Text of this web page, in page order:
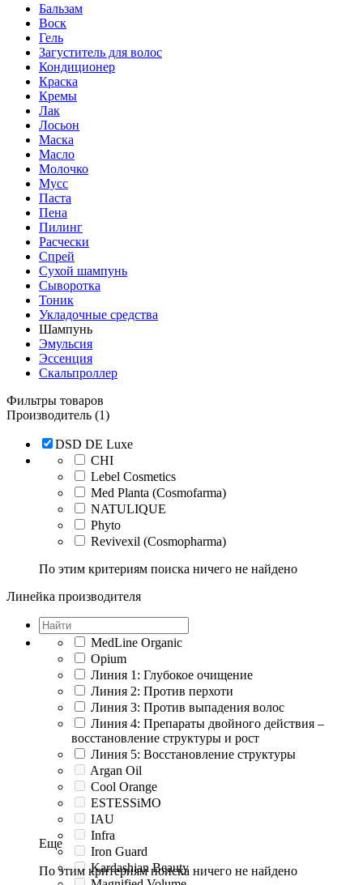
Бальзам
Воск
Гель
Загуститель для волос
Кондиционер
Краска
Кремы
Лак
Лосьон
Маска
Масло
Молочко
Мусс
Паста
Пена
Пилинг
Расчески
Спрей
Сухой шампунь
Сыворотка
Тоник
Укладочные средства
Шампунь
Эмульсия
Эссенция
Скальпроллер
Фильтры товаров
Производитель (1)
DSD DE Luxe
CHI
Lebel Cosmetics
Med Planta (Cosmofarma)
NATULIQUE
Phyto
Revivexil (Cosmopharma)
По этим критериям поиска ничего не найдено
Линейка производителя
MedLine Organic
Opium
Линия 1: Глубокое очищение
Линия 2: Против перхоти
Линия 3: Против выпадения волос
Линия 4: Препараты двойного действия –
восстановление структуры и рост
Линия 5: Восстановление структуры
Argan Oil
Cool Orange
ESTESSiMO
IAU
Infra
Iron Guard
Kardashian Beauty
Еще
По этим критериям поиска ничего не найдено